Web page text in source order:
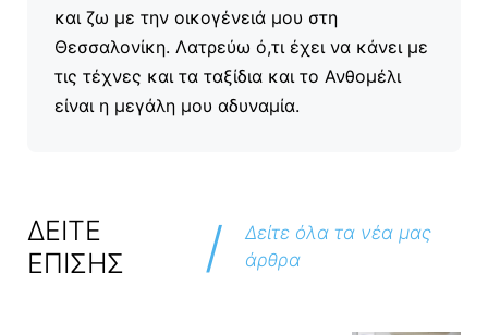
και ζω με την οικογένειά μου στη
Θεσσαλονίκη. Λατρεύω ό,τι έχει να κάνει με
τις τέχνες και τα ταξίδια και το Ανθομέλι
είναι η μεγάλη μου αδυναμία.
ΔΕΙΤΕ
ΕΠΙΣΗΣ
/
Δείτε όλα τα νέα μας
άρθρα